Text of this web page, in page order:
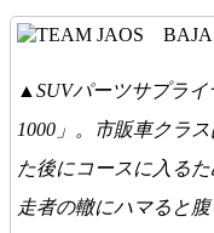
▲SUVパーツサプライ
1000」。市販車クラ
た後にコースに入る
走者の轍にハマると